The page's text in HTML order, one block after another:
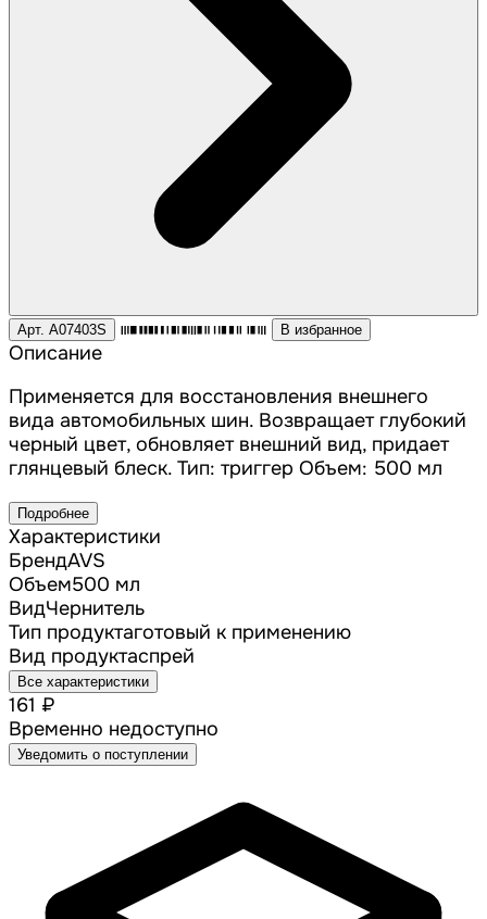
Арт. A07403S В избранное
Описание
Применяется для восстановления внешнего
вида автомобильных шин. Возвращает глубокий
черный цвет, обновляет внешний вид, придает
глянцевый блеск. Тип: триггер Объем: 500 мл
Подробнее
Характеристики
БрендAVS
Объем500 мл
ВидЧернитель
Тип продуктаготовый к применению
Вид продуктаспрей
Все характеристики
161 ₽
Временно недоступно
Уведомить о поступлении